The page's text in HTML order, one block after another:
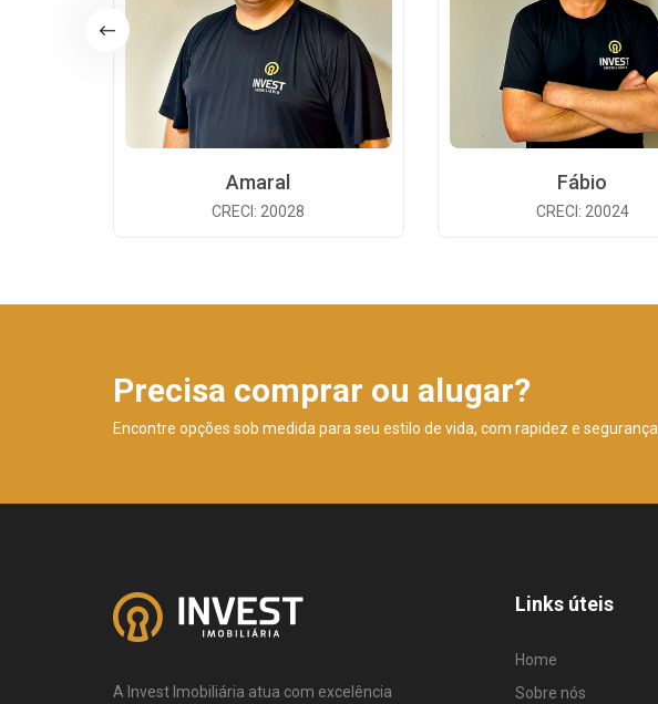
Amaral
CRECI: 20028
Fábio
CRECI: 20024
Precisa comprar ou alugar?
Encontre opções sob medida para seu estilo de vida, com rapidez e segurança.
A Invest Imobiliária atua com excelência
Links úteis
Home
Sobre nós